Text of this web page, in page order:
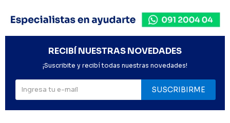
RECIBÍ NUESTRAS NOVEDADES
¡Suscribite y recibí todas nuestras novedades!
SUSCRIBIRME